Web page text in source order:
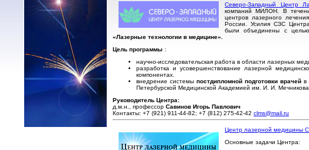
Северо-Западный Центр
компаний МИЛОН. В
центров лазерного
России. Усилия СЗС
были объединены с целью
«Лазерные технологии в медицине».
Цель программы :
научно-исследовательская работа в области лазерных
разработка и усовершенствование лазерной
компонентах.
внедрение системы постдипломной подготовки врачей в
Петербурской Медицинской Академией им. И. И.
Руководитель Центра:
д.м.н., профессор Савинов Игорь Павлович
Контакты: +7 (921) 911-44-82; +7 (812) 275-42-42 clms@mail.ru
Центр лазерной медицины
Основные задачи Центра: